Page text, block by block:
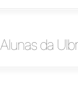
Alunas da